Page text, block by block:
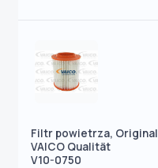
Filtr powietrza, Original
VAICO Qualität
V10-0750